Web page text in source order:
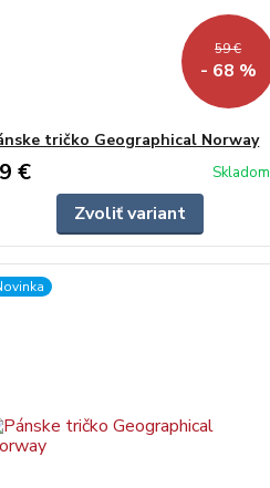
59 €
- 68 %
tričko Geographical Norway
€ Skladom
Zvoliť variant